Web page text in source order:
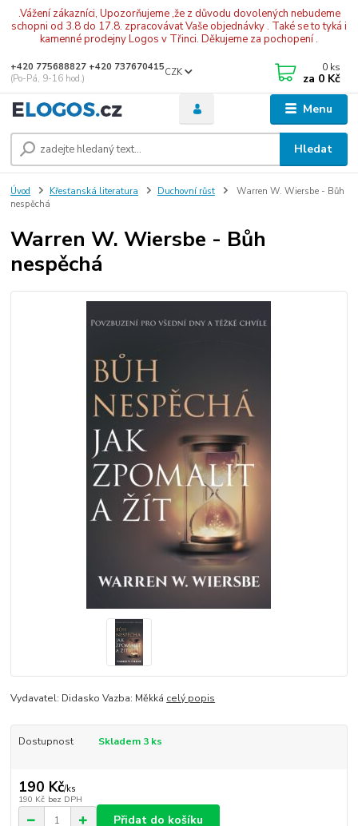
.Vážení zákazníci, Upozorňujeme ,že z důvodu dovolených nebudeme
schopni od 3.8 do 17.8. zpracovávat Vaše objednávky . Také se to tyká i
kamenné prodejny Logos v Třinci. Děkujeme za pochopení .
Menu
CZK
Hledat
+420 775688827 +420 737670415
(Po-Pá, 9-16 hod.)
0 ks
za 0 Kč
Úvod Křesťanská literatura Duchovní růst
Warren W. Wiersbe - Bůh
nespěchá
Warren W. Wiersbe - Bůh
nespěchá
Vydavatel: Didasko Vazba: Měkká celý popis
Dostupnost Skladem 3 ks
190 Kč/ks
190 Kč bez DPH
Přidat do košíku